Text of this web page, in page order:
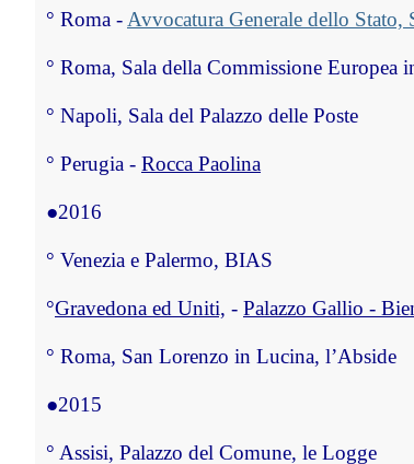
° Roma - Avvocatura Generale dello Stato,
° Roma, Sala della Commissione Europea
° Napoli, Sala del Palazzo delle Poste
° Perugia - Rocca Paolina
●2016
° Venezia e Palermo, BIAS
°Gravedona ed Uniti, - Palazzo Gallio -
° Roma, San Lorenzo in Lucina, l’Abside
●2015
° Assisi, Palazzo del Comune, le Logge